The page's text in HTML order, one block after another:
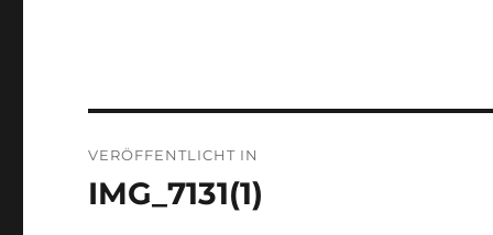
VERÖFFENTLICHT IN
IMG_7131(1)